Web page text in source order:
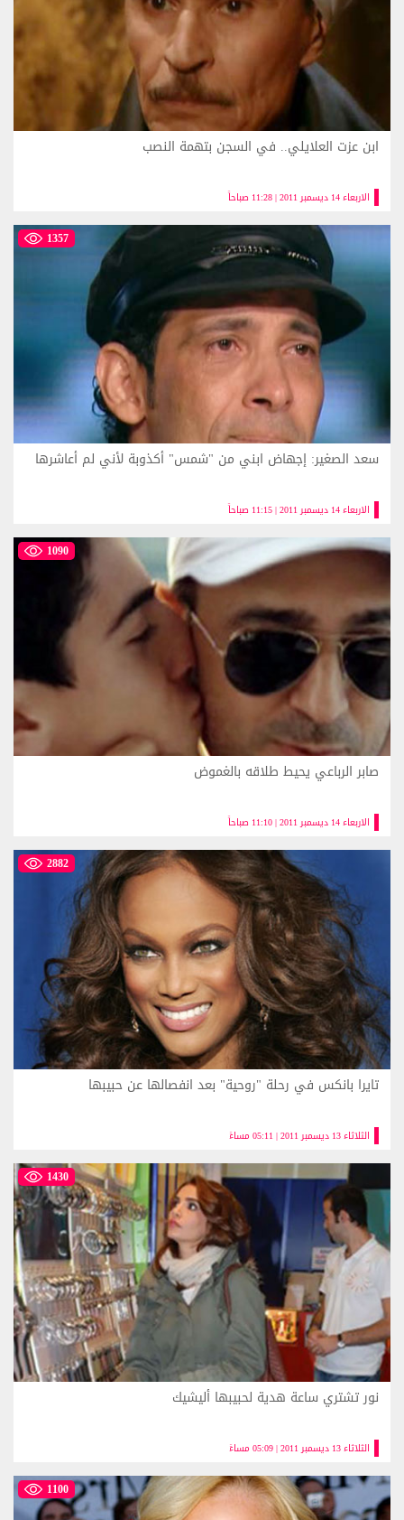
الاربعاء 14 ديسمبر 2011 | 11:28 صباحاً
ابن عزت العلايلي.. في السجن بتهمة النصب
1357
الاربعاء 14 ديسمبر 2011 | 11:15 صباحاً
سعد الصغير: إجهاض ابني من "شمس" أكذوبة لأني لم أعاشرها
1090
الاربعاء 14 ديسمبر 2011 | 11:10 صباحاً
صابر الرباعي يحيط طلاقه بالغموض
2882
الثلاثاء 13 ديسمبر 2011 | 05:11 مساءً
تايرا بانكس في رحلة "روحية" بعد انفصالها عن حبيبها
1430
الثلاثاء 13 ديسمبر 2011 | 05:09 مساءً
نور تشتري ساعة هدية لحبيبها أليشيك
1100